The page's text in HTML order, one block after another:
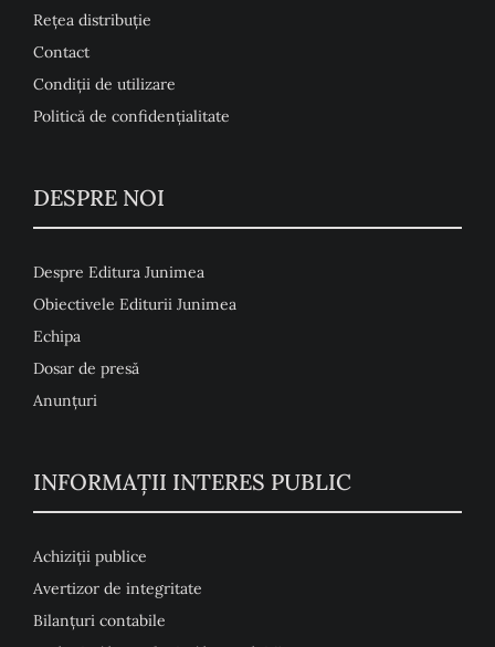
Rețea distribuție
Contact
Condiţii de utilizare
Politică de confidențialitate
DESPRE NOI
Despre Editura Junimea
Obiectivele Editurii Junimea
Echipa
Dosar de presă
Anunţuri
INFORMAȚII INTERES PUBLIC
Achiziții publice
Avertizor de integritate
Bilanțuri contabile